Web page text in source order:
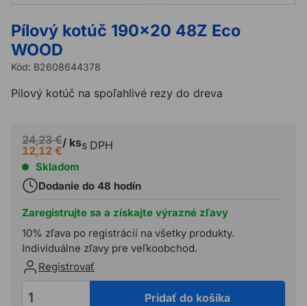
Pílový kotúč 190x20 48Z Eco
WOOD
Kód: B2608644378
Pílový kotúč na spoľahlivé rezy do dreva
24,23 €
12,12 €
/ kss DPH
Skladom
Dodanie do 48 hodín
Zaregistrujte sa a získajte výrazné zľavy
10% zľava po registrácií na všetky produkty.
Individuálne zľavy pre veľkoobchod.
Registrovať
Pridať do košíka